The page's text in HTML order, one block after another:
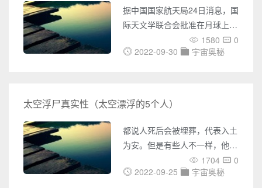
酸云！硫酸对人体危害的严重性
众所周知，在这样的环境中生活
可是异想天开呀。所以，金星就
不是我们的选择了。 那木星
据中国国家航天局24日消息，国
际天文学联合会批准在月球上新
增8个中国地名，它们分别为：
天船基地、华山、衡山、裴秀、
中国首次，首次在地外天体的采
样与封装。月球上新增8个中国
地名是什么情况国际天文学联合
会（IAU）于2021年5月24日公
布，批准中国提议在嫦娥五号降
落地点附近的8个月球地貌的命
1580
0
2022-09-30
宇宙奥秘
太空浮尸真实性（太空漂浮的5个人）
都说人死后会被埋葬，代表入土
为安。但是有些人不一样，他们
死后一直在离地球最远的地方。
太空探索一直是科学界的一个主
1704
0
2022-09-25
宇宙奥秘